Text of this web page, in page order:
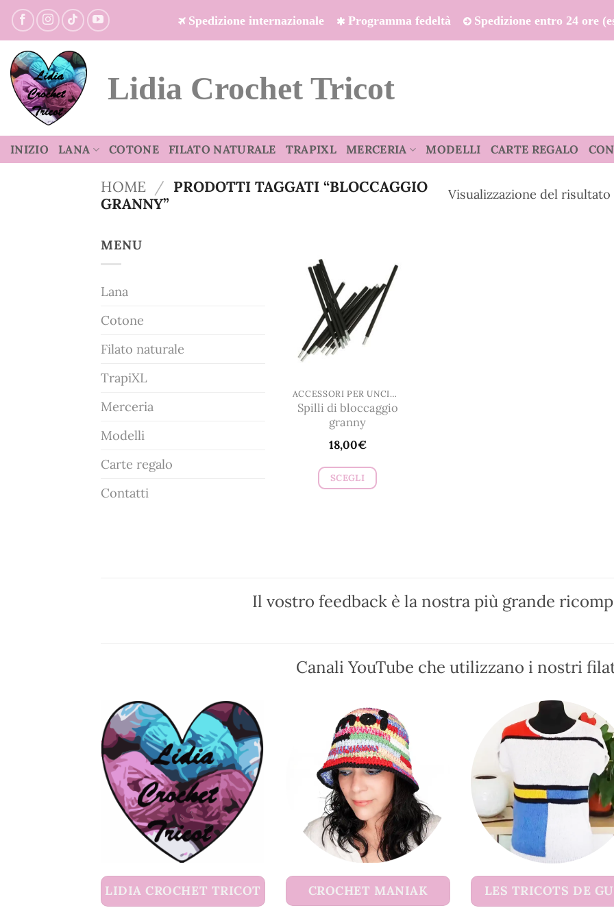
Salta
contenuti
Spedizione internazionale Programma fedeltà Spedizione entro 24 ore
Lidia Crochet Tricot
INIZIO LANA COTONE FILATO NATURALE TRAPIXL MERCERIA MODELLI CARTE REGALO
HOME / PRODOTTI TAGGATI “BLOCCAGGIO
GRANNY”
Visualizzazione del risultato
MENU
Lana
Cotone
Filato naturale
TrapiXL
Merceria
Modelli
Carte regalo
Contatti
ACCESSORI PER UNCINETTO E MAGLIA
Spilli di bloccaggio
granny
18,00€
SCEGLI
opzioni
scelte
nella
del
prodotto
Il vostro feedback è la nostra più grande
Canali YouTube che utilizzano i nostri
LIDIA CROCHET TRICOT CROCHET MANIAK LES TRICOTS DE